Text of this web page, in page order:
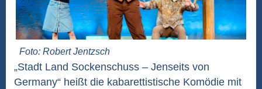
Foto: Robert Jentzsch
„Stadt Land Sockenschuss – Jenseits von
Germany“ heißt die kabarettistische Komödie mit